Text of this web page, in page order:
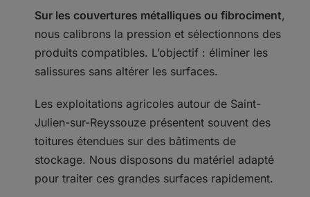
Sur les couvertures métalliques ou fibrociment,
nous calibrons la pression et sélectionnons des
produits compatibles. L’objectif : éliminer les
salissures sans altérer les surfaces.
Les exploitations agricoles autour de Saint-
Julien-sur-Reyssouze présentent souvent des
toitures étendues sur des bâtiments de
stockage. Nous disposons du matériel adapté
pour traiter ces grandes surfaces rapidement.